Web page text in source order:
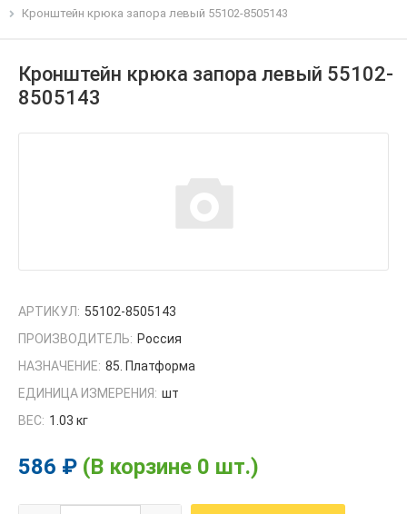
Кронштейн крюка запора левый 55102-8505143
Кронштейн крюка запора левый 55102-
8505143
АРТИКУЛ: 55102-8505143
ПРОИЗВОДИТЕЛЬ: Россия
НАЗНАЧЕНИЕ: 85. Платформа
ЕДИНИЦА ИЗМЕРЕНИЯ: шт
ВЕС: 1.03 кг
586 ₽ (В корзине 0 шт.)